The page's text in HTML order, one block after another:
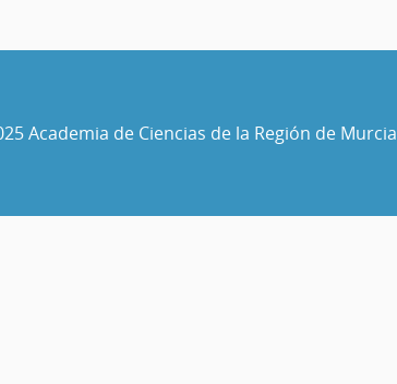
Academia de Ciencias de la Región de Murcia